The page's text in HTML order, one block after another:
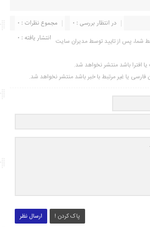
مجموع نظرات : 0
در انتظار بررسی : 0
انتشار یافته : ۰ شما، پس از تایید توسط مدیران سایت
افترا باشد منتشر نخواهد شد.
فارسی یا غیر مرتبط با خبر باشد منتشر نخواهد شد.
ارسال نظر پاک کردن !